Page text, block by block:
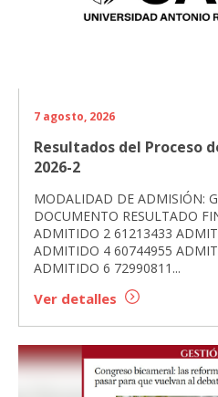
7 agosto, 2026
Resultados del Proceso
2026-2
MODALIDAD DE ADMISIÓN:
DOCUMENTO RESULTADO
ADMITIDO 2 61213433
ADMITIDO 4 60744955
ADMITIDO 6 72990811...
Ver detalles